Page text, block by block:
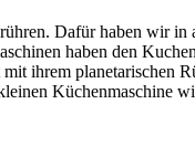
Dafür haben wir
haben den
ihrem
Küchenmaschine